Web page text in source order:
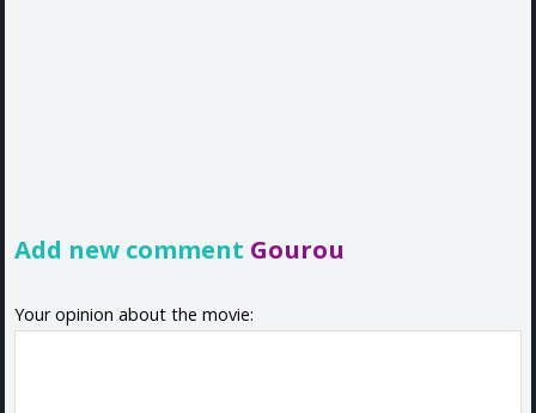
Add new comment Gourou
Your opinion about the movie: